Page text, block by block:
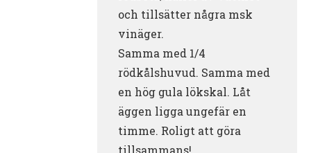
och tillsätter några msk
vinäger.
Samma med 1/4
rödkålshuvud. Samma med
en hög gula lökskal. Låt
äggen ligga ungefär en
timme. Roligt att göra
tillsammans!